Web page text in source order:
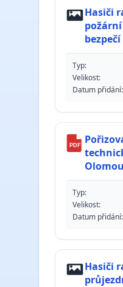
Hasiči
bezpečí
Typ:
Velikost:
Datum přidání:
PDF
Typ:
Velikost:
Datum přidání:
Hasiči